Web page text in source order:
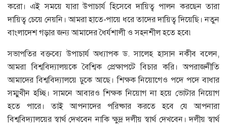
করো। এই সময়ে যারা উপাচার্য হিসেবে দায়িত্ব পালন করছেন তারা
দায়িত্ব চেয়ে নেয়নি। আমরা হাতে-পায়ে ধরে তাদের দায়িত্ব দিয়েছি। নতুন
বাংলাদেশ গড়ার জন্য আমাদের ধৈর্যশালী ও সহনশীল হতে হবে৷
সভাপতির বক্তব্যে উপাচার্য অধ্যাপক ড. সালেহ হাসান নকীব বলেন,
আমরা বিশ্ববিদ্যালয়কে বৈশ্বিক প্রেক্ষাপটে বিচার করি। অপরাজনীতি
আমাদের বিশ্ববিদ্যালয়ে ঢুকে আছে। শিক্ষক নিয়োগেও পদে পদে বাধার
সম্মুখীন হচ্ছি। সামনে আবারও শিক্ষক নিয়োগ না হয়ে ভোটার নিয়োগ
হতে পারে। তাই আপনাদের পরিষ্কার করতে হবে যে আপনারা
বিশ্ববিদ্যালয়ের স্বার্থ দেখবেন নাকি ক্ষুদ্র দলীয় স্বার্থ দেখবেন। দলীয় স্বার্থ